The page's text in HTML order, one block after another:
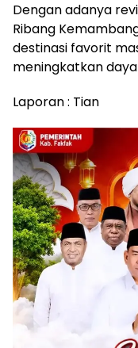
Dengan adanya
Ribang
destinasi favorit
meningkatkan
Laporan : Tian